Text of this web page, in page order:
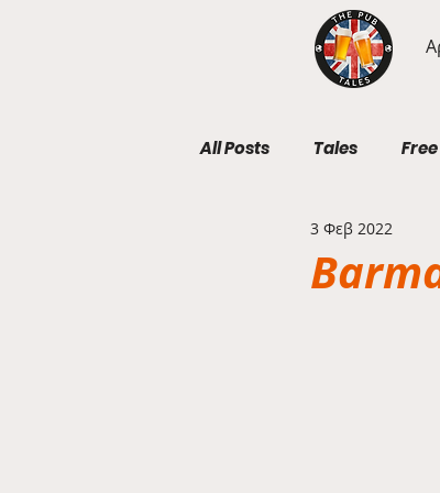
All Posts Tales
Geography Wednesdays
3 Φεβ 2022